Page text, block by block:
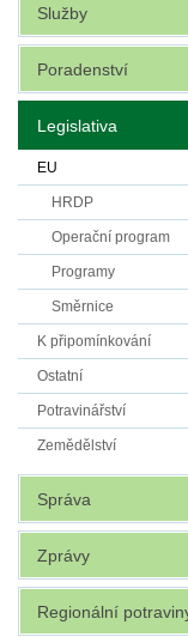
Služby
Poradenství
Legislativa
EU
HRDP
Operační program
Programy
Směrnice
K připomínkování
Ostatní
Potravinářství
Zemědělství
Správa
Zprávy
Regionální